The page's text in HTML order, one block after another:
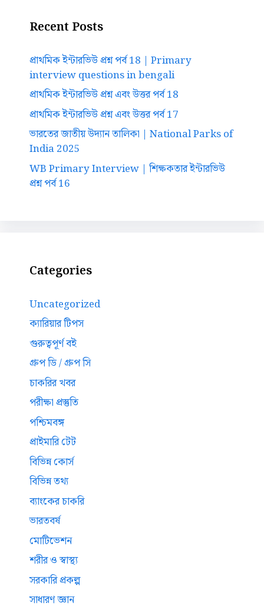
Recent Posts
প্রাথমিক ইন্টারভিউ প্রশ্ন পর্ব 18 | Primary
interview questions in bengali
প্রাথমিক ইন্টারভিউ প্রশ্ন এবং উত্তর পর্ব 18
প্রাথমিক ইন্টারভিউ প্রশ্ন এবং উত্তর পর্ব 17
ভারতের জাতীয় উদ্যান তালিকা | National Parks of
India 2025
WB Primary Interview | শিক্ষকতার ইন্টারভিউ
প্রশ্ন পর্ব 16
Categories
Uncategorized
ক্যারিয়ার টিপস
গুরুত্বপূর্ণ বই
গ্রুপ ডি / গ্রুপ সি
চাকরির খবর
পরীক্ষা প্রস্তুতি
পশ্চিমবঙ্গ
প্রাইমারি টেট
বিভিন্ন কোর্স
বিভিন্ন তথ্য
ব্যাংকের চাকরি
ভারতবর্ষ
মোটিভেশন
শরীর ও স্বাস্থ্য
সরকারি প্রকল্প
সাধারণ জ্ঞান